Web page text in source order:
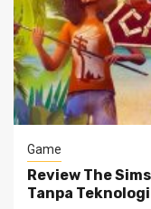
Game
Review The
Tanpa Teknologi